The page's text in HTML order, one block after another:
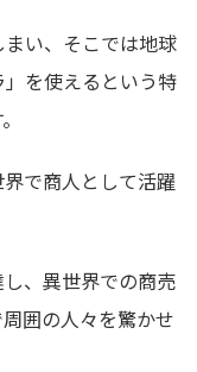
い、そこでは地球
を使えるという特
で商人として活躍
、異世界での商売
囲の人々を驚かせ